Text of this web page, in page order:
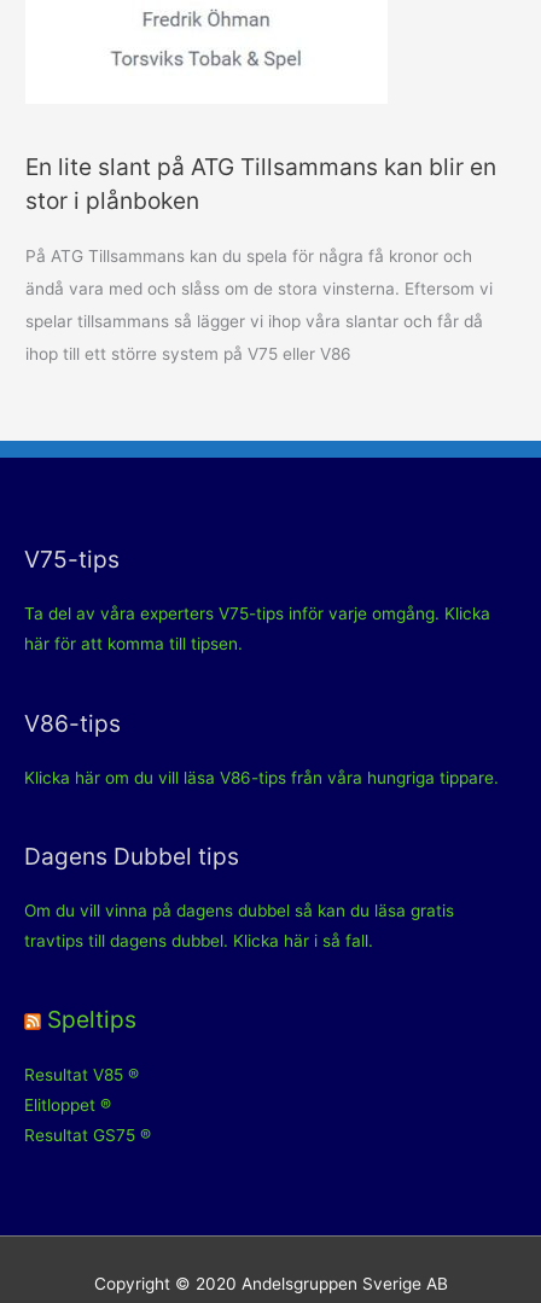
En lite slant på ATG Tillsammans kan blir en
stor i plånboken
På ATG Tillsammans kan du spela för några få kronor och
ändå vara med och slåss om de stora vinsterna. Eftersom vi
spelar tillsammans så lägger vi ihop våra slantar och får då
ihop till ett större system på V75 eller V86
V75-tips
Ta del av våra experters V75-tips inför varje omgång. Klicka
här för att komma till tipsen.
V86-tips
Klicka här om du vill läsa V86-tips från våra hungriga tippare.
Dagens Dubbel tips
Om du vill vinna på dagens dubbel så kan du läsa gratis
travtips till dagens dubbel. Klicka här i så fall.
Speltips
Resultat V85 ®
Elitloppet ®
Resultat GS75 ®
Copyright © 2020 Andelsgruppen Sverige AB